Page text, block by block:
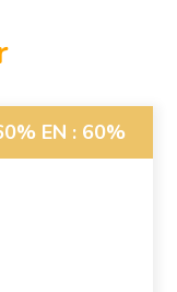
EN : 60%